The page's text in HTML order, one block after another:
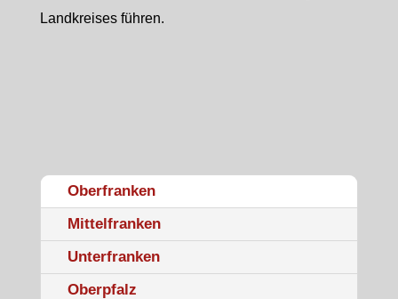
Landkreises führen.
Oberfranken
Mittelfranken
Unterfranken
Oberpfalz